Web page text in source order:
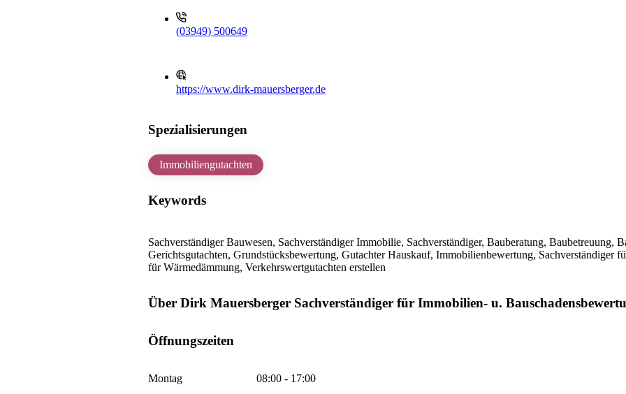
(03949) 500649
https://www.dirk-mauersberger.de
Spezialisierungen
Immobiliengutachten
Keywords
Sachverständiger Bauwesen, Sachverständiger Immobilie, Sachverständiger, Bauberatung, Baubetreuung,
Gerichtsgutachten, Grundstücksbewertung, Gutachter Hauskauf, Immobilienbewertung, Sachverständiger
für Wärmedämmung, Verkehrswertgutachten erstellen
Über Dirk Mauersberger Sachverständiger für Immobilien- u.
Öffnungszeiten
Montag
08:00 - 17:00